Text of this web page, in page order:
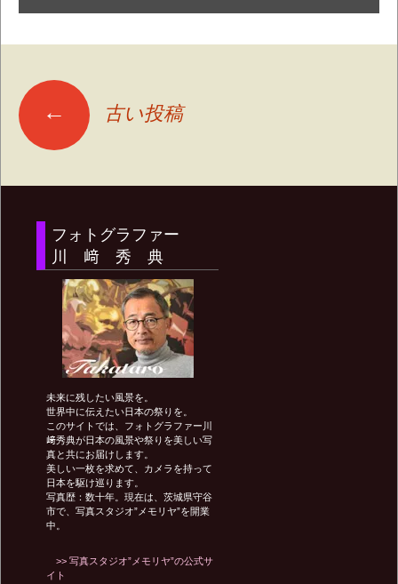
投
稿
ナ
ビ
← 古い投稿
フォトグラファー
川 﨑 秀 典
未来に残したい風景を。
世界中に伝えたい日本の祭りを。
このサイトでは、フォトグラファー川
﨑秀典が日本の風景や祭りを美しい写
真と共にお届けします。
美しい一枚を求めて、カメラを持って
日本を駆け巡ります。
写真歴：数十年。現在は、茨城県守谷
市で、写真スタジオ”メモリヤ”を開業
中。
>> 写真スタジオ”メモリヤ”の公式サ
イト